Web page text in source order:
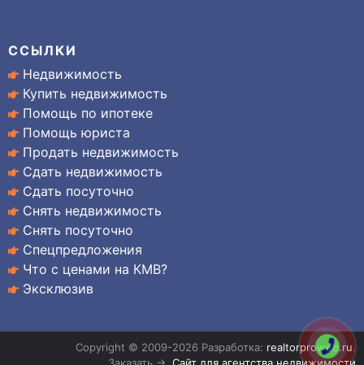
ССЫЛКИ
Недвижимость
Купить недвижимость
Помощь по ипотеке
Помощь юриста
Продать недвижимость
Сдать недвижимость
Сдать посуточно
Снять недвижимость
Снять посуточно
Спецпредложения
Что с ценами на КМВ?
Эксклюзив
Copyright © 2009-2026 Разработка: realtorproweb.ru.
Заказать → Сайт для агентства недвижимости